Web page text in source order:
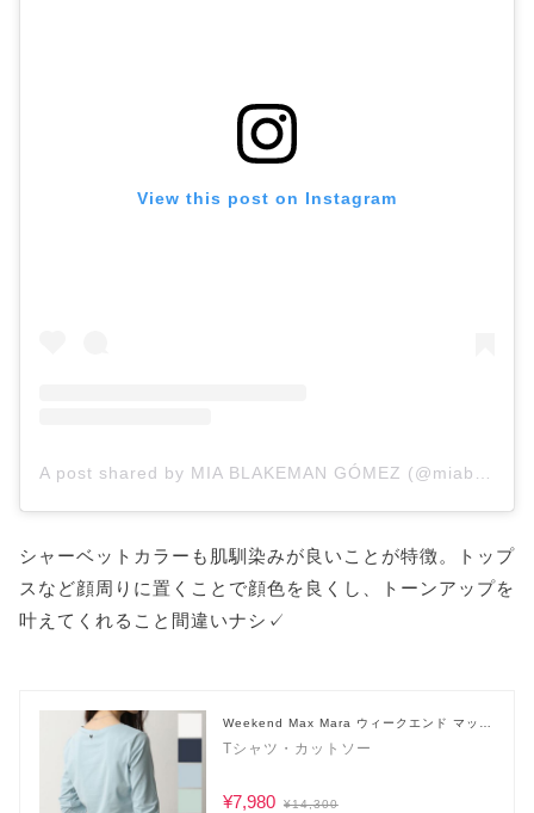
View this post on Instagram
シャーベットカラーも肌馴染みが良いことが特徴。トップ
スなど顔周りに置くことで顔色を良くし、トーンアップを
叶えてくれること間違いナシ✓
Weekend Max Mara ウィークエンド マック
スマーラ
Tシャツ・カットソー
¥7,980 ¥14,300